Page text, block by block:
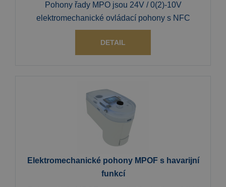
Pohony řady MPO jsou 24V / 0(2)-10V
elektromechanické ovládací pohony s NFC
DETAIL
Elektromechanické pohony MPOF s havarijní
funkcí